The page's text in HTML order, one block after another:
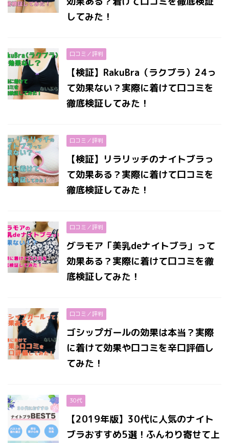
してみた！
口コミ／評判
【検証】RakuBra（ラクブラ）24っ
て効果ない？実際に着けて口コミを
徹底検証してみた！
口コミ／評判
【検証】リラリッチのナイトブラっ
て効果ある？実際に着けて口コミを
徹底検証してみた！
口コミ／評判
グラモア「美乳deナイトブラ」って
効果ある？実際に着けて口コミを徹
底検証してみた！
口コミ／評判
ゴシップガールの効果は本当？実際
に着けて効果や口コミを辛口評価し
てみた！
30代
【2019年版】30代に人気のナイト
ブラおすすめ5選！ふんわり寄せて上